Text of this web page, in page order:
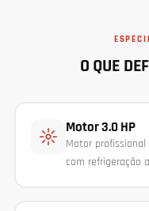
O QUE
Motor 3.0 HP
Motor
com refrigeração